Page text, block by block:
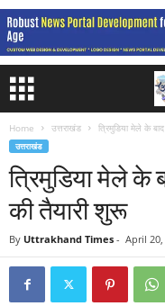
Home उत्तराखंड त्रिमुडिया मेले के
उत्तराखंड
त्रिमुडिया मेले के
की तैयारी शुरू
By Uttrakhand Times - April 20,